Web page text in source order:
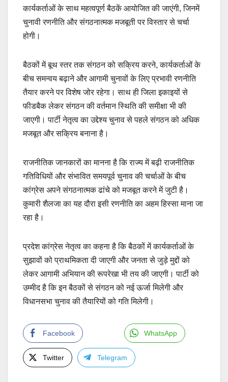
कार्यकर्ताओं के साथ महत्वपूर्ण बैठकें आयोजित की जाएंगी, जिनमें
चुनावी रणनीति और संगठनात्मक मजबूती पर विस्तार से चर्चा
होगी।
बैठकों में बूथ स्तर तक संगठन को सक्रिय करने, कार्यकर्ताओं के
बीच समन्वय बढ़ाने और आगामी चुनावों के लिए प्रभावी रणनीति
तैयार करने पर विशेष जोर रहेगा। साथ ही जिला इकाइयों से
फीडबैक लेकर संगठन की वर्तमान स्थिति की समीक्षा भी की
जाएगी। पार्टी नेतृत्व का उद्देश्य चुनाव से पहले संगठन को अधिक
मजबूत और सक्रिय बनाना है।
राजनीतिक जानकारों का मानना है कि राज्य में बढ़ी राजनीतिक
गतिविधियों और संभावित समयपूर्व चुनाव की चर्चाओं के बीच
कांग्रेस अपने संगठनात्मक ढांचे को मजबूत करने में जुटी है।
कुमारी शैलजा का यह दौरा इसी रणनीति का अहम हिस्सा माना जा
रहा है।
प्रदेश कांग्रेस नेतृत्व का कहना है कि बैठकों में कार्यकर्ताओं के
सुझावों को प्राथमिकता दी जाएगी और जनता से जुड़े मुद्दों को
लेकर आगामी अभियान की रूपरेखा भी तय की जाएगी। पार्टी को
उम्मीद है कि इन बैठकों से संगठन को नई ऊर्जा मिलेगी और
विधानसभा चुनाव की तैयारियों को गति मिलेगी।
Facebook WhatsApp
Twitter Telegram